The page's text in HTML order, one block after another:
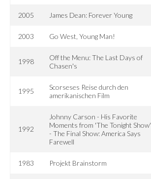
2005 James Dean: Forever Young
2003 Go West, Young Man!
1998
Off the Menu: The Last Days of
Chasen's
1995
Scorseses Reise durch den
amerikanischen Film
1992
Johnny Carson - His Favorite
Moments from 'The Tonight Show'
- The Final Show: America Says
Farewell
1983 Projekt Brainstorm